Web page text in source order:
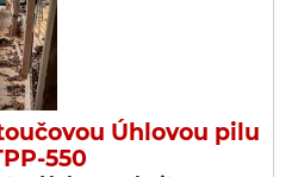
Úhlovou pilu
550